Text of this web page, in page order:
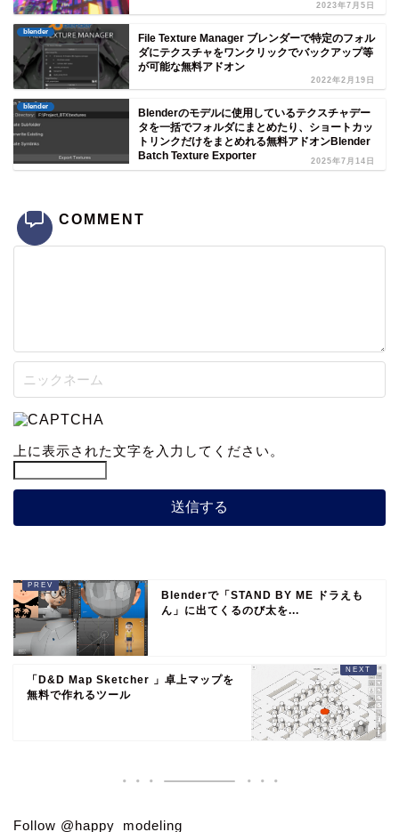
2023年7月5日
blender
File Texture Manager ブレンダーで特定のフォル
ダにテクスチャをワンクリックでバックアップ等
が可能な無料アドオン
2022年2月19日
blender
Blenderのモデルに使用しているテクスチャデー
タを一括でフォルダにまとめたり、ショートカッ
トリンクだけをまとめれる無料アドオンBlender
Batch Texture Exporter
2025年7月14日
COMMENT
上に表示された文字を入力してください。
Blenderで「STAND BY ME ドラえも
ん」に出てくるのび太を...
「D&D Map Sketcher 」卓上マップを
無料で作れるツール
Follow @happy_modeling